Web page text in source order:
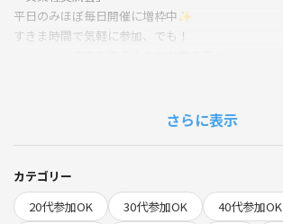
平日のみほぼ毎日開催に増枠中✨
すきま時間で気軽に参加、でも！
・帝国ホテルタワーに面した便利な立地と
・銀座だから実現するハイクラスな参加者層
・初参加多数、女性参加者が多い
・着席+立席のハイブリッドで提供
さらに表示
カテゴリー
20代参加OK
30代参加OK
40代参加OK